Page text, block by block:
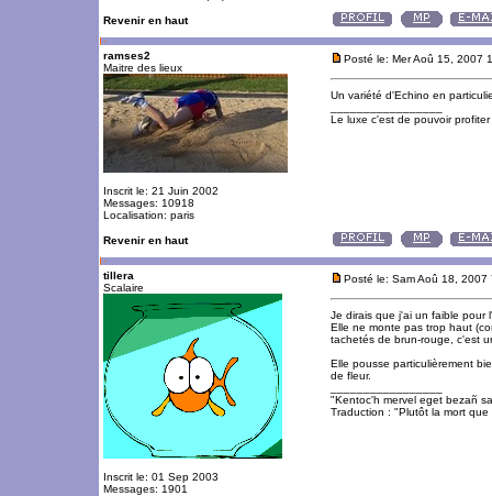
Revenir en haut
ramses2
Maitre des lieux
Inscrit le: 21 Juin 2002
Messages: 10918
Localisation: paris
Posté le: Mer Aoû 15, 2007
Un variété d'Echino en
Le luxe c'est de pouvoir
Revenir en haut
tillera
Scalaire
Inscrit le: 01 Sep 2003
Messages: 1901
Posté le: Sam Aoû 18, 2007
Je dirais que j'ai un faible pour
Elle ne monte pas trop haut
tachetés de brun-rouge, c'est
Elle pousse particulièrement
de fleur.
"Kentoc'h mervel eget bezañ
Traduction : "Plutôt la mort que